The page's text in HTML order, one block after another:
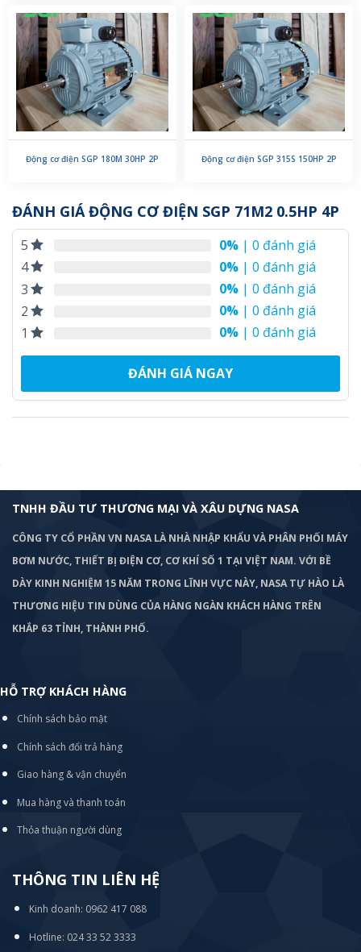
Động cơ điện SGP 180M 30HP 2P Động cơ điện SGP 315S 150HP 2P
ĐÁNH GIÁ ĐỘNG CƠ ĐIỆN SGP 71M2 0.5HP 4P
5 0% | 0 đánh giá
4
0% | 0 đánh giá
3
0% | 0 đánh giá
2
0% | 0 đánh giá
1
0% | 0 đánh giá
ĐÁNH GIÁ NGAY
TNHH ĐẦU TƯ THƯƠNG MẠI VÀ XÂU DỰNG NASA
CÔNG TY CỔ PHẦN VN NASA LÀ NHÀ NHẬP KHẨU VÀ PHÂN PHỐI MÁY
BƠM NƯỚC, THIẾT BỊ ĐIỆN CƠ, CƠ KHÍ SỐ 1 TẠI VIỆT NAM. VỚI BỀ
DÀY KINH NGHIỆM 15 NĂM TRONG LĨNH VỰC NÀY, NASA TỰ HÀO LÀ
THƯƠNG HIỆU TIN DÙNG CỦA HÀNG NGÀN KHÁCH HÀNG TRÊN
KHẮP 63 TỈNH, THÀNH PHỐ.
HỖ TRỢ KHÁCH HÀNG
Chính sách bảo mật
Chính sách đổi trả hàng
Giao hàng & vận chuyển
Mua hàng và thanh toán
Thỏa thuận người dùng
THÔNG TIN LIÊN HỆ
Kinh doanh: 0962 417 088
Hotline: 024 33 52 3333